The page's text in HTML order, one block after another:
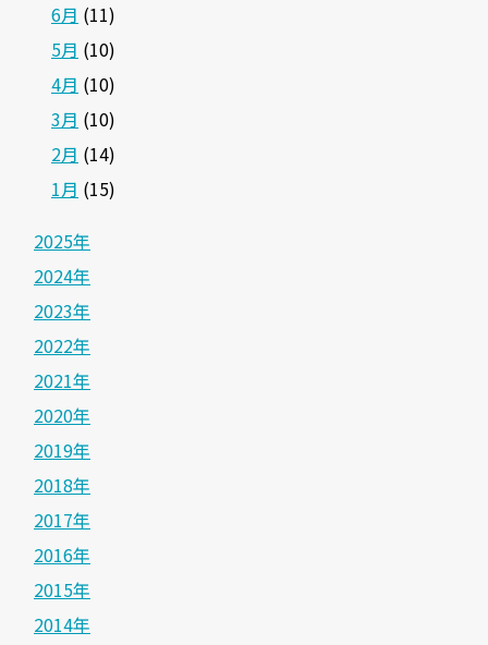
6月 (11)
5月 (10)
4月 (10)
3月 (10)
2月 (14)
1月 (15)
2025年
2024年
2023年
2022年
2021年
2020年
2019年
2018年
2017年
2016年
2015年
2014年